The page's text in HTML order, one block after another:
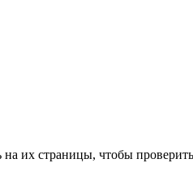
их страницы, чтобы